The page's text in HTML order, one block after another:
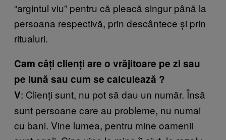
“argintul viu” pentru că pleacă singur până la
persoana respectivă, prin descântece și prin
ritualuri.
Cam câți clienți are o vrăjitoare pe zi sau
pe lună sau cum se calculează ?
V: Clienți sunt, nu pot să dau un număr. Însă
sunt persoane care au probleme, nu numai
cu bani. Vine lumea, pentru mine oamenii